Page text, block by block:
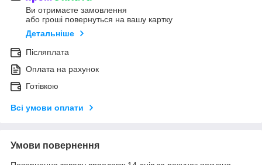
Ви отримаєте замовлення
або гроші повернуться на вашу картку
Детальніше
Післяплата
Оплата на рахунок
Готівкою
Всі умови оплати
Умови повернення